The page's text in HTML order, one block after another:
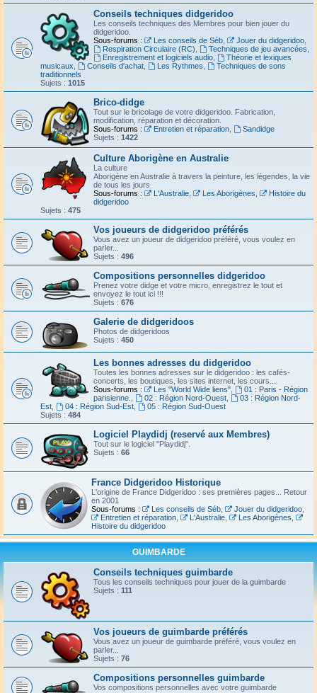
Conseils techniques didgeridoo
Les conseils techniques des Membres pour bien jouer du
didgeridoo.
Sous-forums :
Les conseils de Séb, Jouer du didgeridoo,
Respiration Circulaire (RC)
Techniques de jeu avancées
Enregistrement et logiciels audio,
Théorie et lexiques
musicaux
Conseils d'achat, Les Rythmes
Techniques de sons
traditionnels
Sujets : 1015
Brico-didge
Tout sur le bricolage de votre didgeridoo. Fabrication,
modification, réparation et décoration.
Sous-forums :
Entretien et réparation,
Sandidge
Sujets : 1422
Culture Aborigène en Australie
La culture
Aborigène en Australie à travers la peinture, les légendes, la vie
de tous les jours
Sous-forums :
L'Australie, Les Aborigènes
Histoire du
didgeridoo
Sujets : 475
Vos joueurs de didgeridoo préférés
Vous avez un joueur de didgeridoo préféré, vous voulez en
parler...
Sujets : 496
Compositions personnelles didgeridoo
Prenez votre didge et votre micro, enregistrez le tout et
envoyez le tout ici !!!
Sujets : 676
Galerie de didgeridoos
Photos de didgeridoos
Sujets : 450
Les bonnes adresses du didgeridoo
Toutes les bonnes adresses sur le didgeridoo : les cafés-
concerts, les boutiques, les sites internet, les cours...
Sous-forums :
Les "World Wide liens",
01 : Paris - Région
parisienne.
02 : Région Nord-Ouest,
03 : Région Nord-
Est
04 : Région Sud-Est,
05 : Région Sud-Ouest
Sujets : 484
Logiciel Playdidj (reservé aux Membres)
Tout sur le logiciel "Playdidj".
Sujets : 66
France Didgeridoo Historique
L'origine de France Didgeridoo : ses premières pages... Retour
en 2001
Sous-forums :
Les conseils de Séb, Jouer du didgeridoo,
Entretien et réparation, L'Australie, Les Aborigènes
Histoire du didgeridoo
GUIMBARDE
Conseils techniques guimbarde
Tous les conseils techniques pour jouer de la guimbarde
Sujets : 111
Vos joueurs de guimbarde préférés
Vous avez un joueur de guimbarde préféré, vous voulez en
parler...
Sujets : 76
Compositions personnelles guimbarde
Vos compositions personnelles avec votre guimbarde